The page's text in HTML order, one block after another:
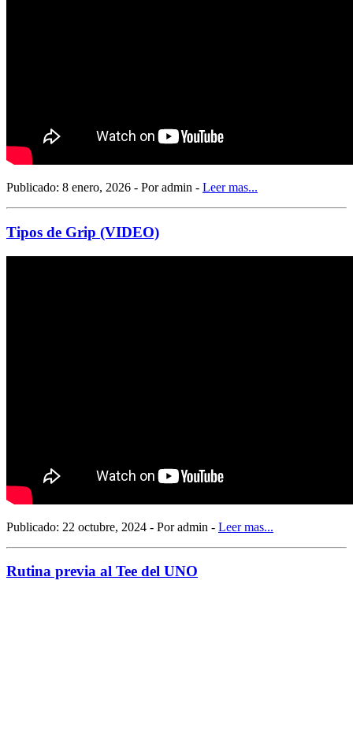
Publicado: 8 enero, 2026 - Por admin - Leer mas...
Tipos de Grip (VIDEO)
Publicado: 22 octubre, 2024 - Por admin - Leer mas...
Rutina previa al Tee del UNO